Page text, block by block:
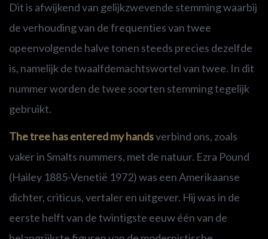
Dit is afwijkend van gelijkzwevende stemming waarbij
de verhouding van de frequenties van twee
opeenvolgende halve tonen steeds precies dezelfde
is, namelijk de twaalfdemachtswortel van twee. In dit
nummer worden de twee soorten stemming tegelijk
gebruikt.
The tree has entered my handsverbind ons, zoals
vaker in Smalts nummers, met de natuur. Ezra Pound
(Hailey 1885-Venetië 1972) was een Amerikaanse
dichter, criticus, vertaler en uitgever. Hij was in de
eerste helft van de twintigste eeuw één van de